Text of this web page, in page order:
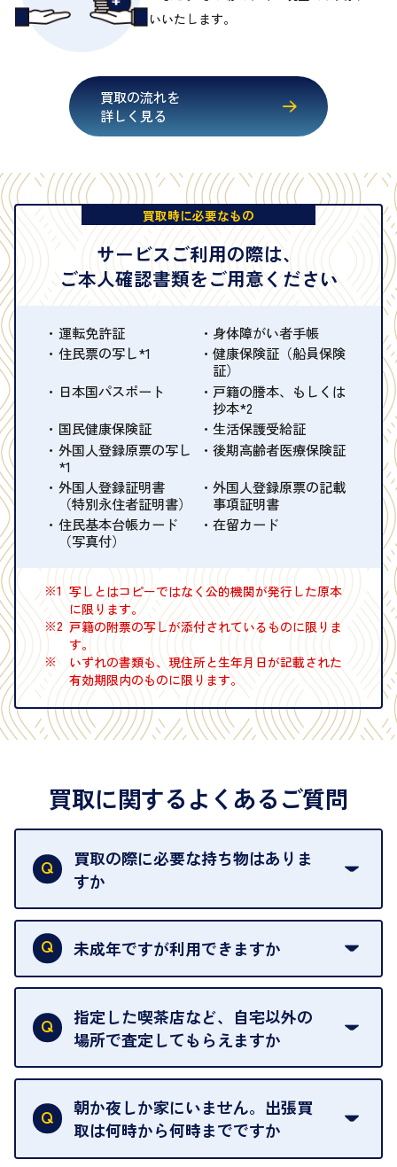
いいたします。
買取の流れを
詳しく見る
買取時に必要なもの
サービスご利用の際は、
ご本人確認書類をご用意ください
運転免許証
身体障がい者手帳
住民票の写し*1
健康保険証（船員保険
証）
日本国パスポート
戸籍の謄本、もしくは
抄本*2
国民健康保険証
生活保護受給証
外国人登録原票の写し
*1
後期高齢者医療保険証
外国人登録証明書
（特別永住者証明書）
外国人登録原票の記載
事項証明書
住民基本台帳カード
（写真付）
在留カード
※1 写しとはコピーではなく公的機関が発行した原本
に限ります。
※2 戸籍の附票の写しが添付されているものに限りま
す。
※
いずれの書類も、現住所と生年月日が記載された
有効期限内のものに限ります。
買取に関するよくあるご質問
買取の際に必要な持ち物はありま
すか
本人確認書類をご用意ください。ご利用になれる書
類はこちらをご確認ください。
未成年ですが利用できますか
18歳未満の方は、保護者の同意があってもご利用い
ただけません。
指定した喫茶店など、自宅以外の
場所で査定してもらえますか
ご自宅以外での査定はお引き受けできません。ご指
定のお店や、ほかのお客様への迷惑となることが考
えられるためです。
朝か夜しか家にいません。出張買
取は何時から何時までですか